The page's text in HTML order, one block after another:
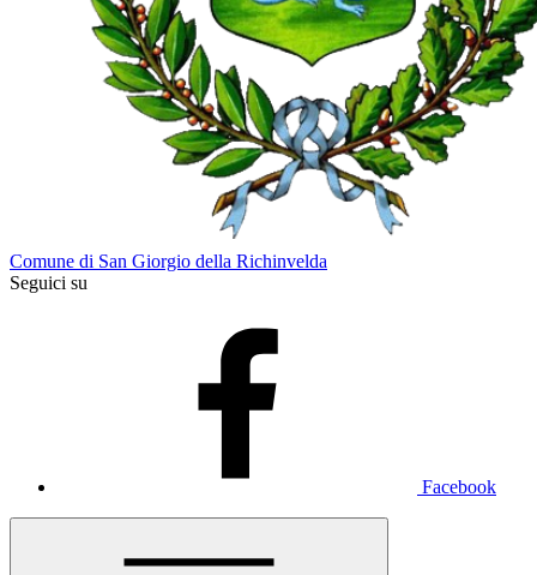
Comune di San Giorgio della Richinvelda
Seguici su
Facebook